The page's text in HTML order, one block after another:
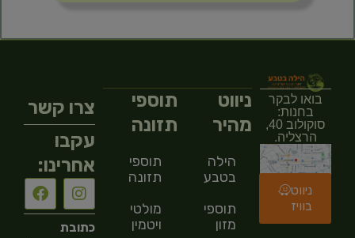
בואו לבקר
בחנות:
סוקולוב 40,
הרצליה.
ניווט
בוויז
ניווט
מהיר
הילה
בטבע
תוספי
מזון
תוספי
תזונה
תוספי
תזונה
מולטי
ויטמין
צרו קשר
עקבו
אחרינו:
כתובת